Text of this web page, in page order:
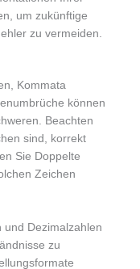
um zukünftige
zu vermeiden.
Kommata
können
Beachten
sind, korrekt
Sie Doppelte
Zeichen
und Dezimalzahlen
zu